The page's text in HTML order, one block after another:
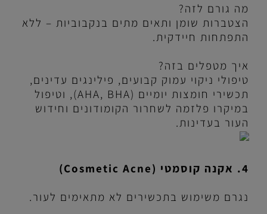
מה גורם לזה?
הצטברות שומן ותאים מתים בנקבוביות – ללא
התפתחות חיידקית.
איך מטפלים בזה?
טיפולי ניקוי עמוק קבועים, פילינגים עדינים,
תכשירי חומצות יומיים (AHA, BHA), וטיפול
במיקרו פלזמה לשחרור הקומודונים וחידוש
העור בעדינות.
4. אקנה קוסמטי (
Cosmetic Acne)
נגרם משימוש בתכשירים לא מתאימים לעור.